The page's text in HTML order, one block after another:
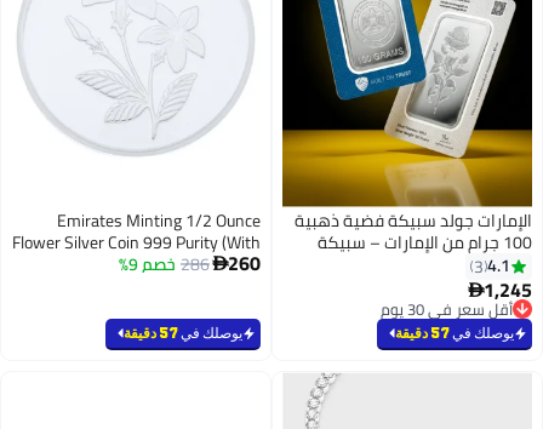
الإمارات جولد سبيكة فضية ذهبية
100 جرام من الإمارات – سبيكة
معتمدة
4.1
3
1,245
أقل سعر في 30 يوم
أقل سعر في 30 يوم
يوصلك في57 دقيقة
Emirates Minting 1/2 Ounce
Flower Silver Coin 999 Purity (With
Invoice)
260
286 خصم 9%
يوصلك في57 دقيقة